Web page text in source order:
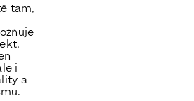
tam,
i
a